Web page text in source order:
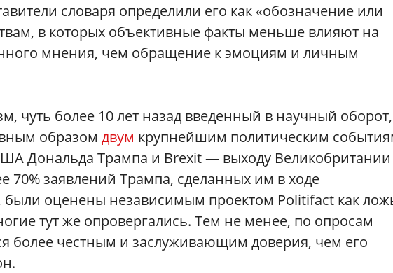
словаря определили его как «обозначение или
в которых объективные факты меньше влияют на
мнения, чем обращение к эмоциям и личным
чуть более 10 лет назад введенный в научный оборот,
образом двум крупнейшим политическим
Дональда Трампа и Brexit — выходу Великобритании
70% заявлений Трампа, сделанных им в ходе
были оценены независимым проектом Politifact как
тут же опровергались. Тем не менее, по опросам
более честным и заслуживающим доверия, чем его